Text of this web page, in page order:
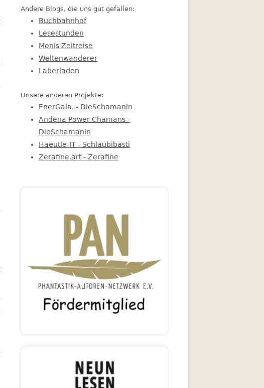
Andere Blogs, die uns gut gefallen:
Buchbahnhof
Lesestunden
Monis Zeitreise
Weltenwanderer
Laberladen
Unsere anderen Projekte:
EnerGaia. - DieSchamanin
Andena Power Chamans -
DieSchamanin
Haeutle-IT - Schlaubibasti
Zerafine.art - Zerafine